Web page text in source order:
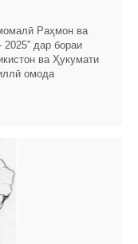
Раҳмон ва
дар бораи
ва Ҳукумати
омода